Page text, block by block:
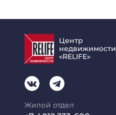
Центр
недвижимости
«RELIFE»
Жилой отдел